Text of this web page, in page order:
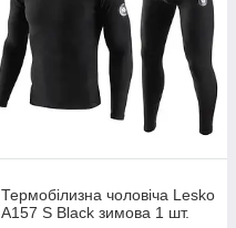
Термобілизна чоловіча Lesko
A157 S Black зимова 1 шт.